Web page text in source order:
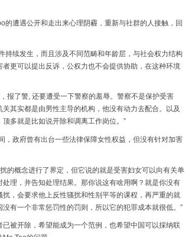
的遭遇公开和走出来心理阴霾，重新与社群的人接触，回
持续发生，而且涉及不同范畴和年龄层，与社会权力结构
更可以提出反诉，公权力也不会提供协助，在这种环境
报了警, 还要遭受一下警察的羞辱。警察不是保护受害
其实都是由男性主导的机构，他没有动力去配合。以及
多就是比如说开除和调离工作岗位。”
，政府曾有出台一些法律保障女性权益，但没有针对加害
的概念进行了界定，但它说的就是受害妇女可以向有关单
理，并告知处理结果。那你说这有啥用啊？就是你没有
，会要求他上反性骚扰和性别平等的课程，再严重的就
有一个非常惩罚性的罚则，所以它的犯罪成本就很低。”
被开除，希望能成为一个范例，也希望中国可以採纳联